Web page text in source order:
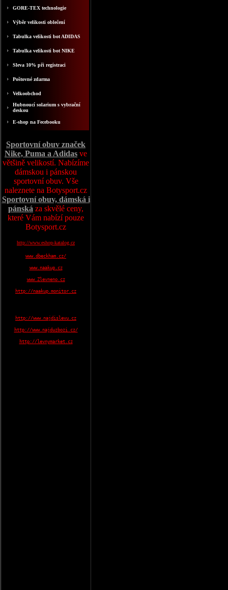
GORE-TEX technologie
Výběr velikosti oblečení
Tabulka velikosti bot ADIDAS
Tabulka velikosti bot NIKE
Sleva 10% při registraci
Poštovné zdarma
Velkoobchod
Hubnoucí solarium s vybrační
deskou
E-shop na Fecebooku
Sportovní obuv značek
Nike, Puma a Adidas ve
většině velikostí. Nabízíme
dámskou i pánskou
sportovní obuv. Vše
naleznete na Botysport.cz
Sportovní obuv, dámská i
pánská za skvělé ceny,
které Vám nabízí pouze
Botysport.cz
http://www.eshop-katalog.cz
www.dbeckham.cz/
www.naakup.cz
www.Zlevneno.cz
http://naakup.monitor.cz
http://www.najdislevu.cz
http://www.najduzbozi.cz/
http://levnymarket.cz